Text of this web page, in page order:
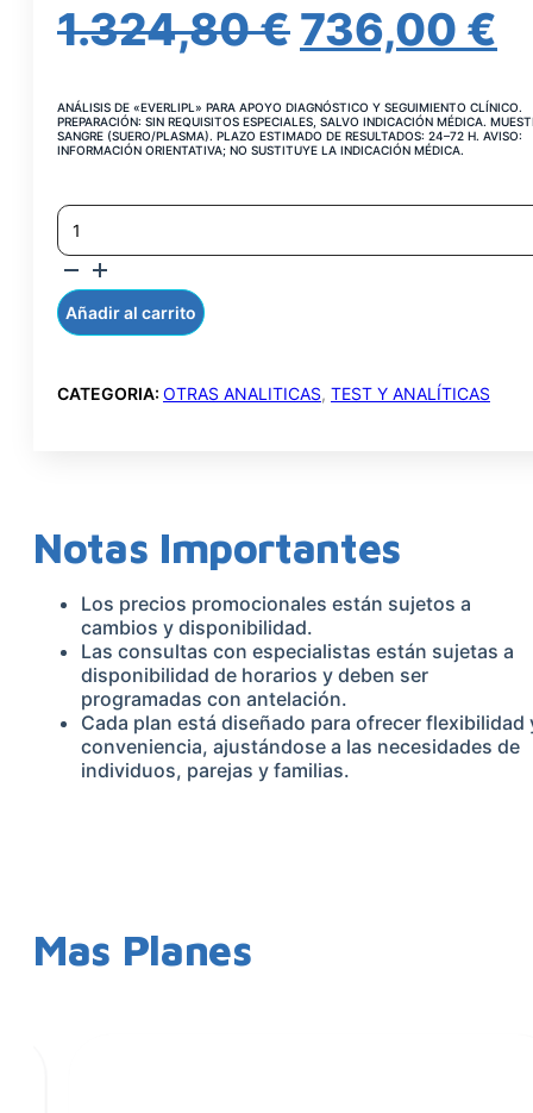
1.324,80€ EL
ORIGINAL
1.324,80
736,00 €
ANÁLISIS DE «EVERLIPL» PARA APOYO DIAGNÓSTICO Y SEGUIMIENTO CLÍNICO.
PREPARACIÓN: SIN REQUISITOS ESPECIALES, SALVO INDICACIÓN MÉDICA.
SANGRE (SUERO/PLASMA). PLAZO ESTIMADO DE RESULTADOS: 24–72 H. AVISO:
INFORMACIÓN ORIENTATIVA; NO SUSTITUYE LA INDICACIÓN MÉDICA.
TEST
EVERLI
PLUS
CANTIDAD
Añadir al carrito
CATEGORIA: OTRAS ANALITICAS, TEST Y ANALÍTICAS
Notas Importantes
Los precios promocionales están sujetos a
cambios y disponibilidad.
Las consultas con especialistas están sujetas a
disponibilidad de horarios y deben ser
programadas con antelación.
Cada plan está diseñado para ofrecer flexibilidad
conveniencia, ajustándose a las necesidades de
individuos, parejas y familias.
Mas Planes